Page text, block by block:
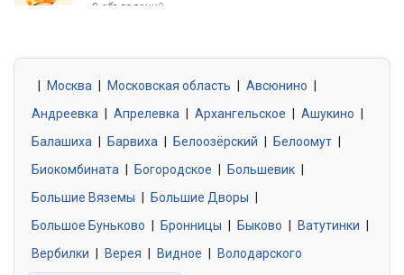
0 объявлений
0 объявлений
Знакомства без обязательств
0 объявлений
Москва Московская область Авсюнино
Андреевка
Апрелевка Архангельское Ашукино
Балашиха
Барвиха Белоозёрский Белоомут
Биокомбината
Богородское Большевик
Большие Вяземы
Большие Дворы
Большое Буньково
Бронницы Быково Ватутинки
Вербилки
Верея Видное Володарского